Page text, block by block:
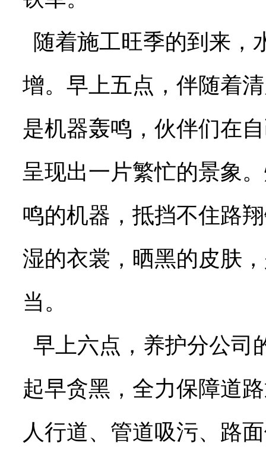
随着施工旺季的到来，
增。早上五点，伴随着
是机器轰鸣，伙伴们在
呈现出一片繁忙的景象
鸣的机器，抵挡不住路
湿的衣裳，晒黑的皮肤
当。
早上六点，养护分公司
起早贪黑，全力保障道
人行道、管道吸污、路